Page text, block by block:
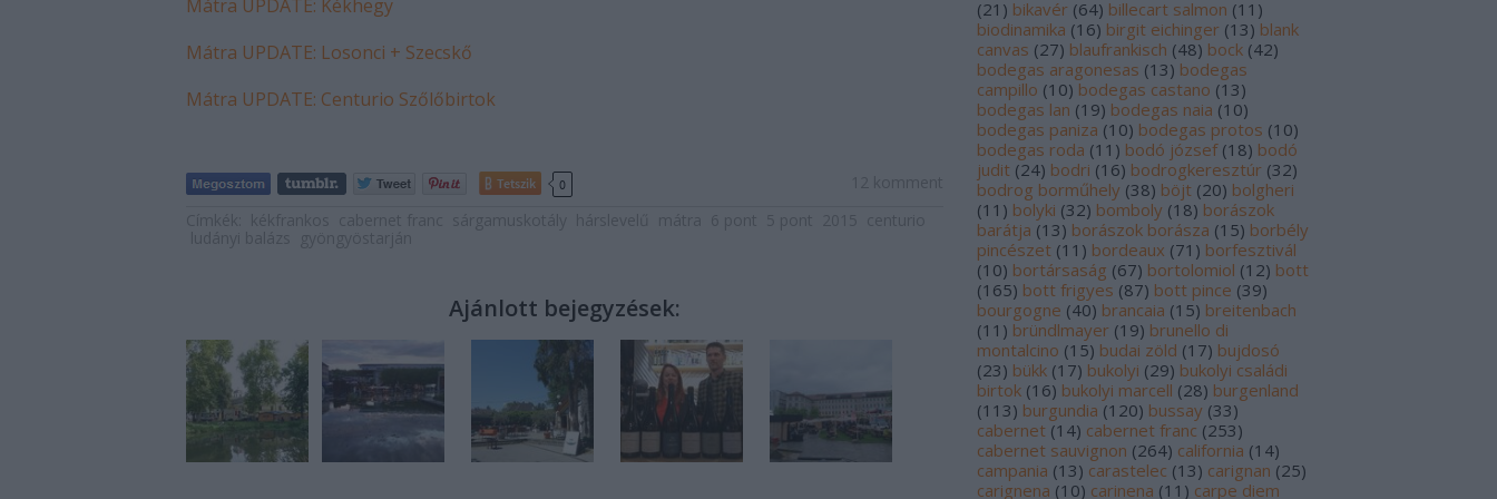
Mátra UPDATE: Kékhegy
Mátra UPDATE: Losonci + Szecskő
Mátra UPDATE: Centurio Szőlőbirtok
Tetszik 0
Ajánlott bejegyzések:
(21 ) bikavér (64) billecart salmon (11 )
biodinamika (16) birgit eichinger (13) blank
canvas (27) blaufrankisch (48) bock (42)
bodegas aragonesas (13) bodegas
campillo (10) bodegas castano (13)
bodegas lan (19) bodegas naia (10)
bodegas paniza (10) bodegas protos (10)
bodegas roda (11 ) bodó józsef (18) bodó
judit (24) bodri (16) bodrogkeresztúr (32)
bodrog borműhely (38) böjt (20) bolgheri
(11 ) bolyki (32) bomboly (18) borászok
barátja (13) borászok borásza (15) borbély
pincészet (11 ) bordeaux (71 ) borfesztivál
(10) bortársaság (67) bortolomiol (12) bott
(165) bott frigyes (87) bott pince (39)
bourgogne (40) brancaia (15) breitenbach
(11 ) bründlmayer (19) brunello di
montalcino (15) budai zöld (17) bujdosó
(23) bükk (17) bukolyi (29) bukolyi családi
birtok (16) bukolyi marcell (28) burgenland
(113) burgundia (120) bussay (33)
cabernet (14) cabernet franc (253)
cabernet sauvignon (264) california (14)
campania (13) carastelec (13) carignan (25)
carignena (10) carinena (11 ) carpe diem